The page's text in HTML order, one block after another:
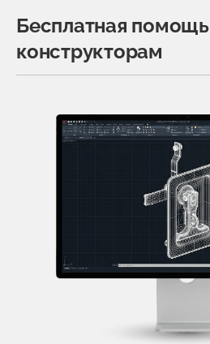
Бесплатная помощь
конструкторам